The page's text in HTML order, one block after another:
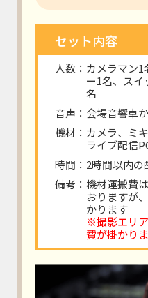
セット内容
人数：カメラマン
ー1名、スイ
名
音声：会場音響卓
機材：カメラ、ミ
ライブ配信
時間：2時間以内
備考：機材運搬費
おりますが
かります
※撮影エリ
費が掛かり